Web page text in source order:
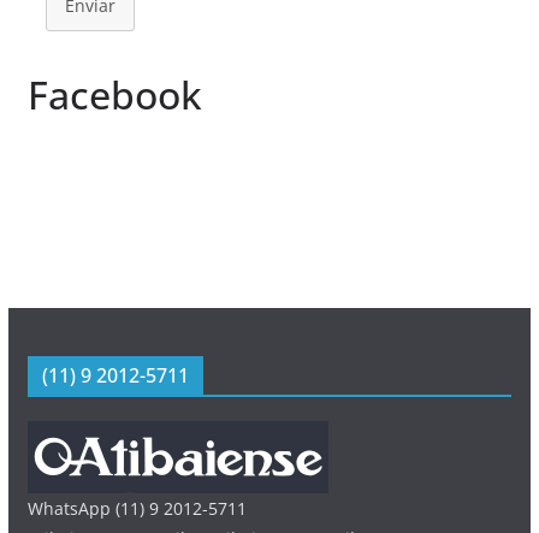
Enviar
Facebook
(11) 9 2012-5711
WhatsApp (11) 9 2012-5711